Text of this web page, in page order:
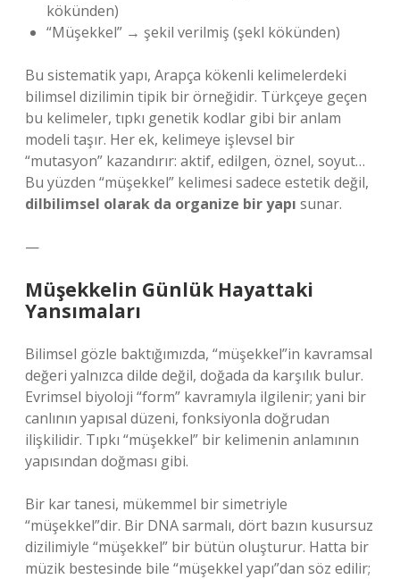
kökünden)
“Müşekkel” → şekil verilmiş (şekl kökünden)
Bu sistematik yapı, Arapça kökenli kelimelerdeki
bilimsel dizilimin tipik bir örneğidir. Türkçeye geçen
bu kelimeler, tıpkı genetik kodlar gibi bir anlam
modeli taşır. Her ek, kelimeye işlevsel bir
“mutasyon” kazandırır: aktif, edilgen, öznel, soyut…
Bu yüzden “müşekkel” kelimesi sadece estetik değil,
dilbilimsel olarak da organize bir yapı sunar.
—
Müşekkelin Günlük Hayattaki
Yansımaları
Bilimsel gözle baktığımızda, “müşekkel”in kavramsal
değeri yalnızca dilde değil, doğada da karşılık bulur.
Evrimsel biyoloji “form” kavramıyla ilgilenir; yani bir
canlının yapısal düzeni, fonksiyonla doğrudan
ilişkilidir. Tıpkı “müşekkel” bir kelimenin anlamının
yapısından doğması gibi.
Bir kar tanesi, mükemmel bir simetriyle
“müşekkel”dir. Bir DNA sarmalı, dört bazın kusursuz
dizilimiyle “müşekkel” bir bütün oluşturur. Hatta bir
müzik bestesinde bile “müşekkel yapı”dan söz edilir;